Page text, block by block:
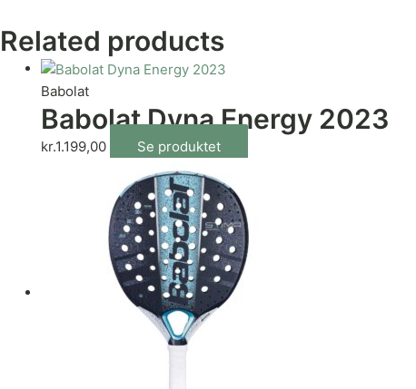
Related products
Babolat
Babolat Dyna Energy 2023
kr.1.199,00 Se produktet